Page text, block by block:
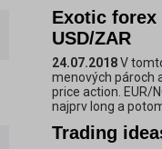
Exotic forex
USD/ZAR
24.07.2018V
menových pároch
price action. EUR/
najprv long a
Trading